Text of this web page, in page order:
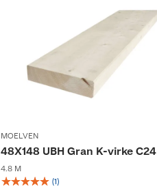
MOELVEN
48X148 UBH Gran K-virke C24
4.8 M
☆☆☆☆☆ (1)